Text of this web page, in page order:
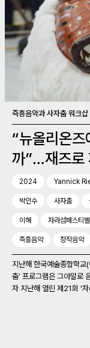
즉흥음악과 사자춤 워크샵
“뉴올리온즈
까”…재즈로
2024 Yannick
박인수 사자춤
이해 자라섬페스티벌
즉흥음악 창작음악
지난해 한국예술종합학교
춤’ 프로그램은 그야말로
자 지난해 열린 제21회 ‘